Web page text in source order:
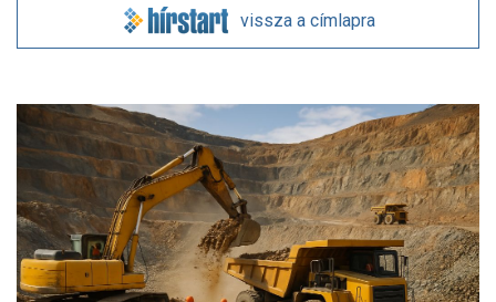
vissza a címlapra